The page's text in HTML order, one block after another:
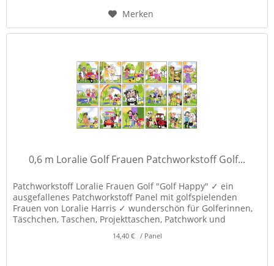
Merken
0,6 m Loralie Golf Frauen Patchworkstoff Golf...
Patchworkstoff Loralie Frauen Golf "Golf Happy" ✓ ein
ausgefallenes Patchworkstoff Panel mit golfspielenden
Frauen von Loralie Harris ✓ wunderschön für Golferinnen,
Täschchen, Taschen, Projekttaschen, Patchwork und
14,40 € / Panel